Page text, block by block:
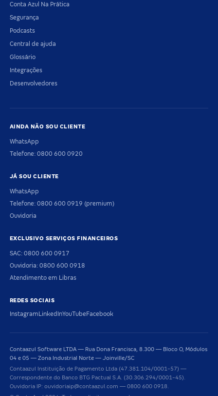
Conta Azul Na Prática
Segurança
Podcasts
Central de ajuda
Glossário
Integrações
Desenvolvedores
AINDA NÃO SOU CLIENTE
WhatsApp
Telefone: 0800 600 0920
JÁ SOU CLIENTE
WhatsApp
Telefone: 0800 600 0919 (premium)
Ouvidoria
EXCLUSIVO SERVIÇOS FINANCEIROS
SAC: 0800 600 0917
Ouvidoria: 0800 600 0918
Atendimento em Libras
REDES SOCIAIS
InstagramLinkedInYouTubeFacebook
Contaazul Software LTDA — Rua Dona Francisca, 8.300 — Bloco O, Módulos
04 e 05 — Zona Industrial Norte — Joinville/SC
Contaazul Instituição de Pagamento Ltda (47.381.104/0001-57) —
Correspondente do Banco BTG Pactual S.A. (30.306.294/0001-45).
Ouvidoria IP: ouvidoriaip@contaazul.com — 0800 600 0918.